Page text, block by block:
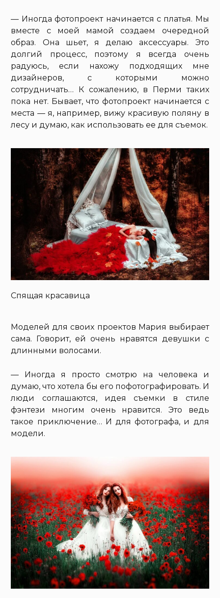
— Иногда фотопроект начинается с платья. Мы
вместе с моей мамой создаем очередной
образ. Она шьет, я делаю аксессуары. Это
долгий процесс, поэтому я всегда очень
радуюсь, если нахожу подходящих мне
дизайнеров, с которыми можно
сотрудничать… К сожалению, в Перми таких
пока нет. Бывает, что фотопроект начинается с
места — я, например, вижу красивую поляну в
лесу и думаю, как использовать ее для съемок.
Спящая красавица
Моделей для своих проектов Мария выбирает
сама. Говорит, ей очень нравятся девушки с
длинными волосами.
— Иногда я просто смотрю на человека и
думаю, что хотела бы его пофотографировать. И
люди соглашаются, идея съемки в стиле
фэнтези многим очень нравится. Это ведь
такое приключение… И для фотографа, и для
модели.